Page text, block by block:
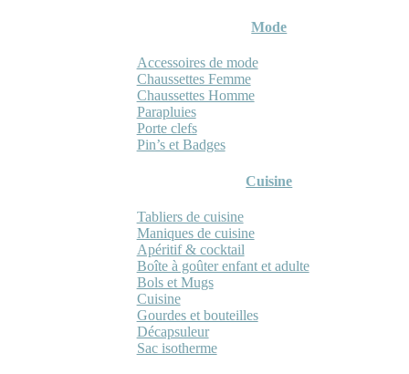
Mode
Accessoires de mode
Chaussettes Femme
Chaussettes Homme
Parapluies
Porte clefs
Pin’s et Badges
Cuisine
Tabliers de cuisine
Maniques de cuisine
Apéritif & cocktail
Boîte à goûter enfant et adulte
Bols et Mugs
Cuisine
Gourdes et bouteilles
Décapsuleur
Sac isotherme